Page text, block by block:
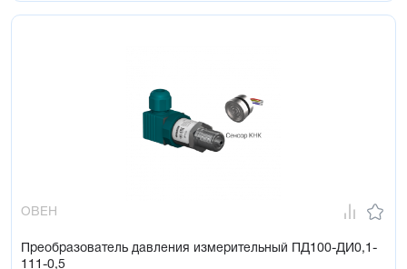
ОВЕН
Преобразователь давления измерительный ПД100-ДИ0,1-
111-0,5